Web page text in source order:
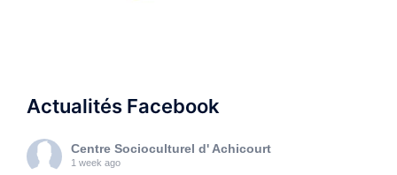
Actualités Facebook
Centre Socioculturel d' Achicourt
1 week ago